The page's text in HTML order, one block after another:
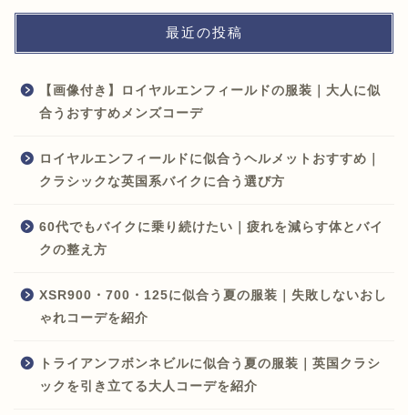
最近の投稿
【画像付き】ロイヤルエンフィールドの服装｜大人に似
合うおすすめメンズコーデ
ロイヤルエンフィールドに似合うヘルメットおすすめ｜
クラシックな英国系バイクに合う選び方
60代でもバイクに乗り続けたい｜疲れを減らす体とバイ
クの整え方
XSR900・700・125に似合う夏の服装｜失敗しないおし
ゃれコーデを紹介
トライアンフボンネビルに似合う夏の服装｜英国クラシ
ックを引き立てる大人コーデを紹介